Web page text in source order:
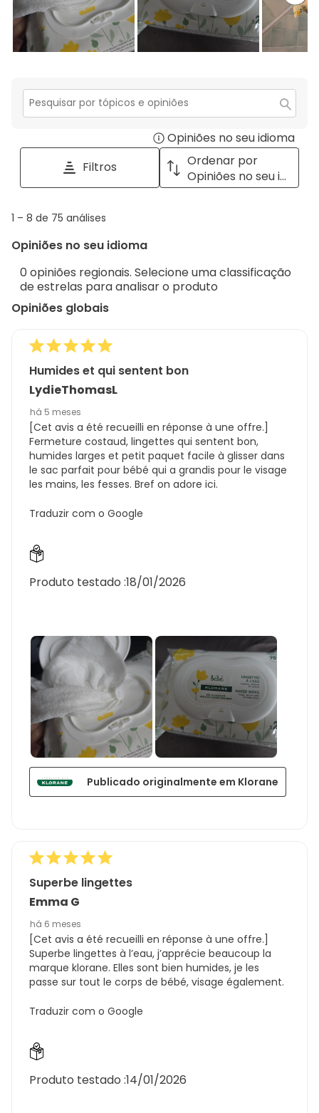
Secção
Opiniões no seu idioma
a
with
Filtros
Ordenar por
Opiniões no seu idioma
1
8
75
análises
1 – 8 de 75 análises
Opiniões no seu idioma
0 opiniões regionais. Selecione uma classificação
de estrelas para analisar o produto
Opiniões globais
Humides et qui sentent bon
LydieThomasL
há 5 meses
[Cet avis a été recueilli en réponse à une offre.]
Fermeture costaud, lingettes qui sentent bon,
humides larges et petit paquet facile à glisser dans
le sac parfait pour bébé qui a grandis pour le visage
les mains, les fesses. Bref on adore ici.
Traduzir com o Google
Produto testado :18/01/2026
Publicado originalmente em Klorane
Superbe lingettes
Emma G
há 6 meses
[Cet avis a été recueilli en réponse à une offre.]
Superbe lingettes à l’eau, j’apprécie beaucoup la
marque klorane. Elles sont bien humides, je les
passe sur tout le corps de bébé, visage également.
Traduzir com o Google
Produto testado :14/01/2026